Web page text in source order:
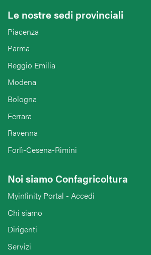
Le nostre sedi provinciali
Piacenza
Parma
Reggio Emilia
Modena
Bologna
Ferrara
Ravenna
Forlì-Cesena-Rimini
Noi siamo Confagricoltura
Myinfinity Portal - Accedi
Chi siamo
Dirigenti
Servizi